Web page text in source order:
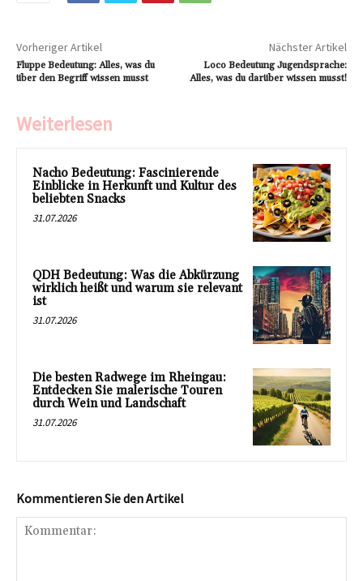
Vorheriger Artikel
Fluppe Bedeutung: Alles, was du
über den Begriff wissen musst
Nächster Artikel
Loco Bedeutung Jugendsprache:
Alles, was du darüber wissen musst!
Weiterlesen
Nacho Bedeutung: Fascinierende
Einblicke in Herkunft und Kultur des
beliebten Snacks
31.07.2026
QDH Bedeutung: Was die Abkürzung
wirklich heißt und warum sie relevant
ist
31.07.2026
Die besten Radwege im Rheingau:
Entdecken Sie malerische Touren
durch Wein und Landschaft
31.07.2026
Kommentieren Sie den Artikel